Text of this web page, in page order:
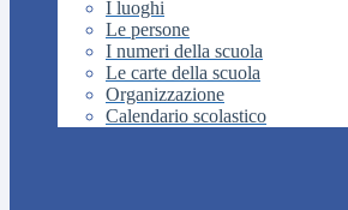
I luoghi
Le persone
I numeri della scuola
Le carte della scuola
Organizzazione
Calendario scolastico